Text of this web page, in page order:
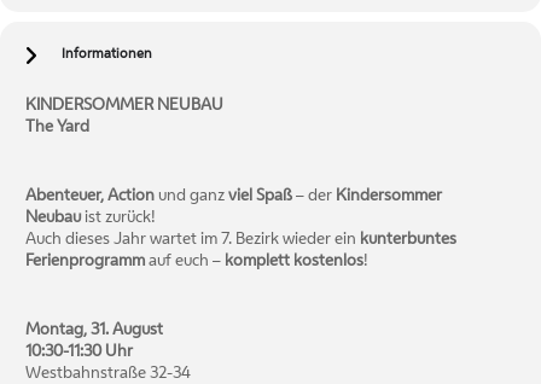
Informationen
KINDERSOMMER NEUBAU
The Yard
Abenteuer, Action und ganz viel Spaß – der Kindersommer
Neubauist zurück!
Auch dieses Jahr wartet im 7. Bezirk wieder ein kunterbuntes
Ferienprogramm auf euch – komplett kostenlos!
Montag, 31. August
10:30-11:30 Uhr
Westbahnstraße 32-34